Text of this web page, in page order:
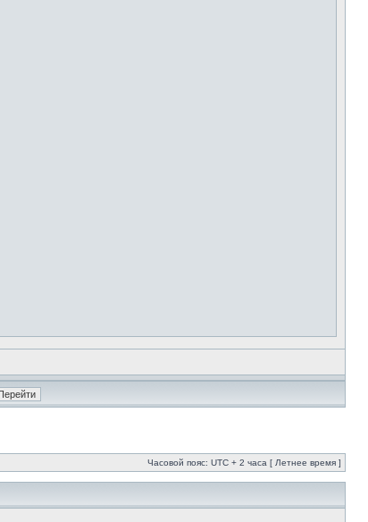
Часовой пояс: UTC + 2 часа [ Летнее время ]